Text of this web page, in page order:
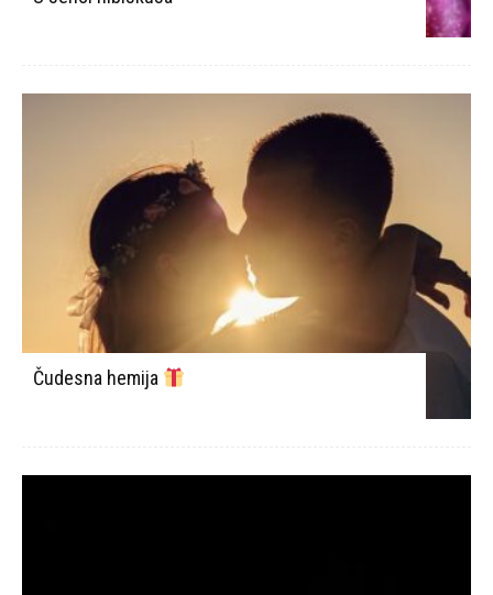
Čudesna hemija